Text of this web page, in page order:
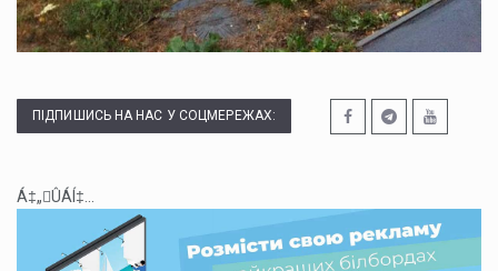
ПІДПИШИСЬ НА НАС У СОЦМЕРЕЖАХ:
Á‡„ÛÁÍ‡...